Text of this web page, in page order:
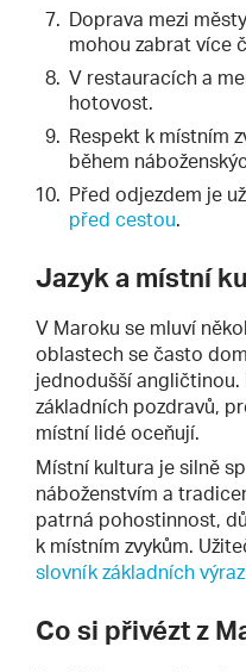
Doprava mezi
mohou zabrat více
V restauracích a
hotovost.
Respekt k místním
během
Před odjezdem je
před cestou.
Jazyk a místní
V Maroku se mluví
oblastech se často
jednodušší angličtinou.
základních pozdravů,
místní lidé oceňují.
Místní kultura je silně
náboženstvím a
patrná pohostinnost,
k místním zvykům.
slovník základních
Co si přivézt z